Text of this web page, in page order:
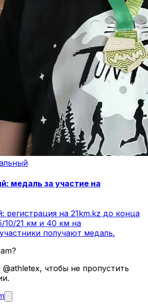
медаль за участие на
регистрация на 21km.kz до конца
10/21 км и 40 км на
получают медаль.
чтобы не пропустить